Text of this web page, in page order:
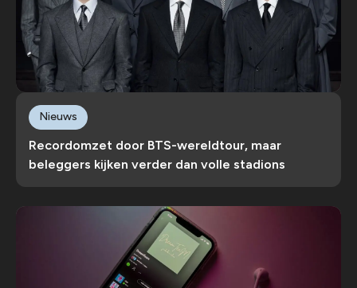
Recordomzet door BTS-wereldtour, maar
beleggers kijken verder dan volle stadions
Nieuws